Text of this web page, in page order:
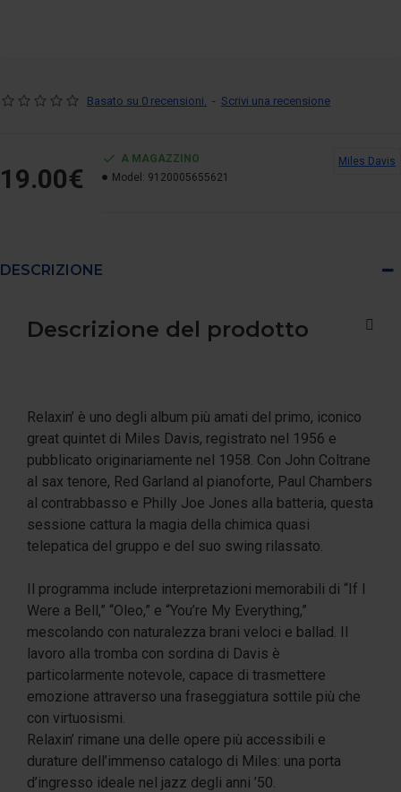
Basato su 0 recensioni. - Scrivi una recensione
19.00€
A MAGAZZINO
Model: 9120005655621
Miles Davis
DESCRIZIONE
Descrizione del prodotto
Relaxin’ è uno degli album più amati del primo, iconico
great quintet di Miles Davis, registrato nel 1956 e
pubblicato originariamente nel 1958. Con John Coltrane
al sax tenore, Red Garland al pianoforte, Paul Chambers
al contrabbasso e Philly Joe Jones alla batteria, questa
sessione cattura la magia della chimica quasi
telepatica del gruppo e del suo swing rilassato.
Il programma include interpretazioni memorabili di “If I
Were a Bell,” “Oleo,” e “You’re My Everything,”
mescolando con naturalezza brani veloci e ballad. Il
lavoro alla tromba con sordina di Davis è
particolarmente notevole, capace di trasmettere
emozione attraverso una fraseggiatura sottile più che
con virtuosismi.
Relaxin’ rimane una delle opere più accessibili e
durature dell’immenso catalogo di Miles: una porta
d’ingresso ideale nel jazz degli anni ’50.